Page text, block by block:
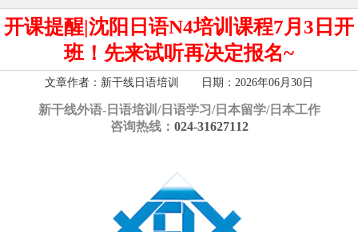
开课提醒|沈阳日语N4培训课程7月3日开
班！先来试听再决定报名~
文章作者：新干线日语培训 日期：2026年06月30日
新干线外语-日语培训/日语学习/日本留学/日本工作
咨询热线： 024-31627112